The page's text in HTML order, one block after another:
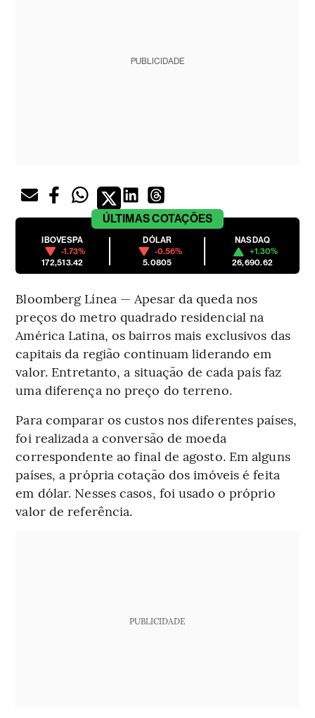
PUBLICIDADE
ÚLTIMASCOTAÇÕES
IBOVESPA
-1.73%
172,513.42
DÓLAR
-0.56%
5.0805
NASDAQ
+1.30%
26,690.62
Bloomberg Línea — Apesar da queda nos
preços do metro quadrado residencial na
América Latina, os bairros mais exclusivos das
capitais da região continuam liderando em
valor. Entretanto, a situação de cada país faz
uma diferença no preço do terreno.
Para comparar os custos nos diferentes países,
foi realizada a conversão de moeda
correspondente ao final de agosto. Em alguns
países, a própria cotação dos imóveis é feita
em dólar. Nesses casos, foi usado o próprio
valor de referência.
PUBLICIDADE